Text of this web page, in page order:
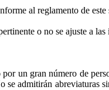
al reglamento de este
o no se ajuste a
un gran número de
admitirán abreviaturas